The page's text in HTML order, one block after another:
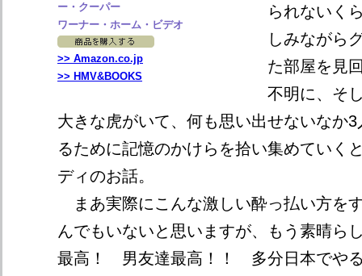
ー・クーパー
ワーナー・ホーム・ビデオ
>> Amazon.co.jp
>> HMV&BOOKS
られないく
しみながら
た部屋を見
不明に、そ
大きな虎がいて、何も思い出せないなか
るために記憶のかけらを拾い集めていく
ディのお話。
まあ実際にこんな激しい酔っ払い方を
んでもいないと思いますが、もう素晴
最高！ 男友達最高！！ 多分日本でや